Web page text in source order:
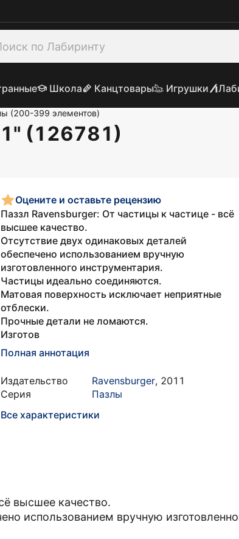
Школа Канцтовары Игрушки
(200-399 элементов)
(126781)
Оцените и оставьте рецензию
Паззл Ravensburger: От частицы к частице - всё
высшее качество.
Отсутствие двух одинаковых деталей
обеспечено использованием вручную
изготовленного инструментария.
Частицы идеально соединяются.
Матовая поверхность исключает неприятные
отблески.
Прочные детали не ломаются.
Изготов
Полная аннотация
Издательство Ravensburger, 2011
Серия
Пазлы
Все характеристики
высшее качество.
использованием вручную